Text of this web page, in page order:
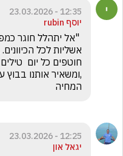
12:35 - 23.03.2026
יוסף rubin
המחיה
12:25 - 23.03.2026
יגאל און